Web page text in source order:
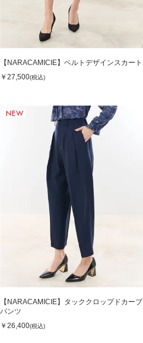
【NARACAMICIE】ベルトデザインスカート
￥27,500(税込)
【NARACAMICIE】タッククロップドカーブ
パンツ
￥26,400(税込)